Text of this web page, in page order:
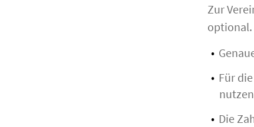
Zur
optional.
Für
Die